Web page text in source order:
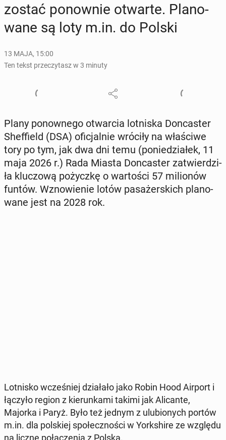
zostać po­now­nie otwarte. Pla­no­
wa­ne są loty m.in. do Polski
13 MAJA, 15:00
Ten tekst przeczytasz w 3 minuty
Plany po­now­ne­go otwar­cia lot­ni­ska Don­ca­ster
Shef­field (DSA) ofi­cjal­nie wróciły na wła­ści­we
tory po tym, jak dwa dni temu (po­nie­dzia­łek, 11
maja 2026 r.) Rada Miasta Don­ca­ster za­twier­dzi­
ła klu­czo­wą po­życz­kę o war­to­ści 57 mi­lio­nów
funtów. Wzno­wie­nie lotów pa­sa­żer­skich pla­no­
wa­ne jest na 2028 rok.
Lot­ni­sko wcze­śniej dzia­ła­ło jako Robin Hood Airport i
łączyło region z kie­run­ka­mi takimi jak Ali­can­te,
Majorka i Paryż. Było też jednym z ulu­bio­nych portów
m.in. dla pol­skiej spo­łecz­no­ści w York­shi­re ze względu
na liczne po­łą­cze­nia z Polską.